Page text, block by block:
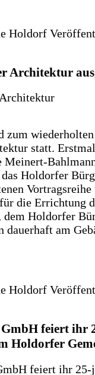
Holdorf
Architektur
zum
statt.
Meinert-
Holdorfer
die Errichtung
dem Holdorfer
am
Holdorf
feiert ihr
Holdorfer